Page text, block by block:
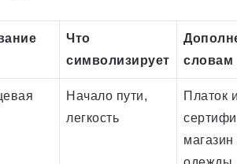
Что
символизирует
словам
Начало пути,
легкость
Платок
магазин